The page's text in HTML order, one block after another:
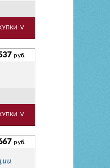
V
руб.
V
руб.